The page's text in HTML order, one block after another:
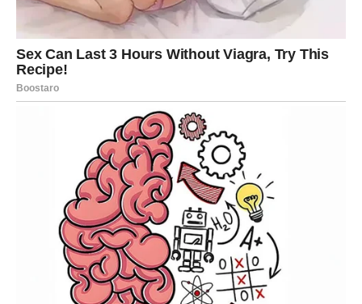
Osim toga, kim ne mijenja drastično ukus jela, već mu daje
blagu aromu koja se odlično uklapa uz tradicionalni domaći
Kako pravilno koristiti kim?